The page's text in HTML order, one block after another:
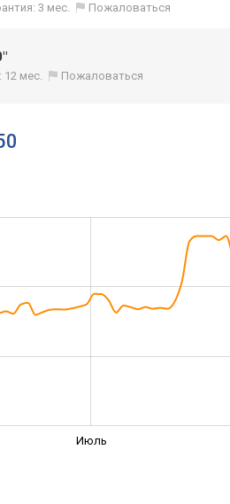
3 мес. Пожаловаться
12 мес. Пожаловаться
Июль